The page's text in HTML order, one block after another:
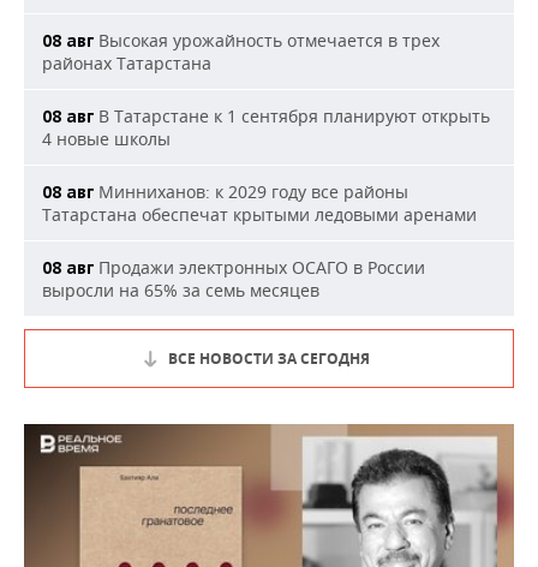
08 авг Высокая урожайность отмечается в трех
районах Татарстана
08 авг В Татарстане к 1 сентября планируют открыть
4 новые школы
08 авг Минниханов: к 2029 году все районы
Татарстана обеспечат крытыми ледовыми аренами
08 авг Продажи электронных ОСАГО в России
выросли на 65% за семь месяцев
ВСЕ НОВОСТИ ЗА СЕГОДНЯ